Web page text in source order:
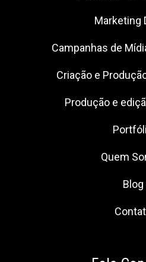
Marketing
Campanhas de
Criação e
Produção e
Quem
Blog